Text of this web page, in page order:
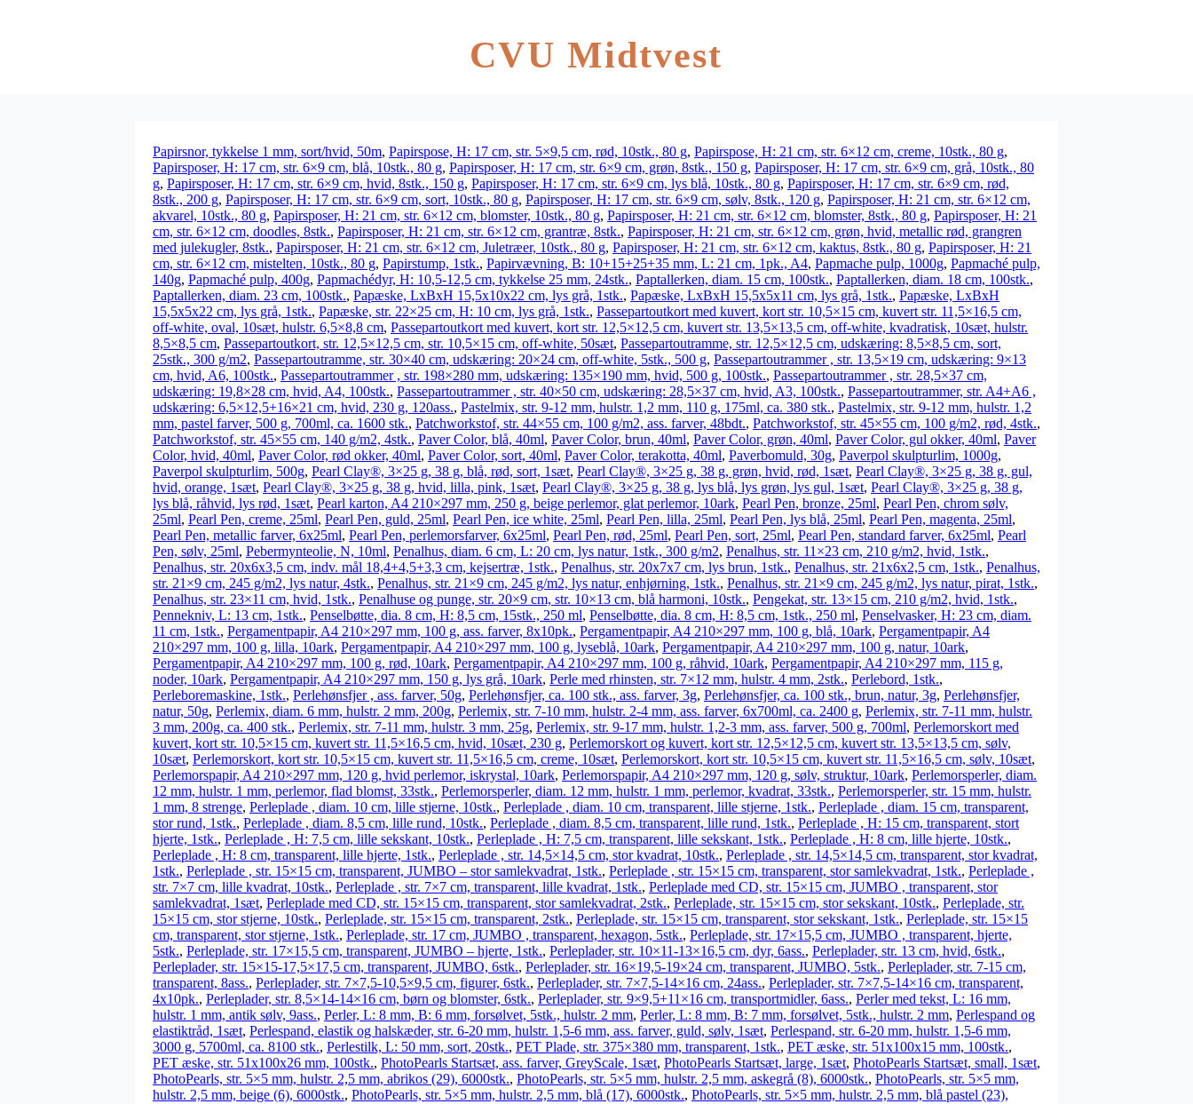
CVU Midtvest
Papirsnor, tykkelse 1 mm, sort/hvid, 50m, Papirspose, H: 17 cm, str. 5×9,5 cm, rød, 10stk., 80 g, Papirspose, H: 21 cm, str. 6×12 cm, creme, 10stk., 80 g,
Papirsposer, H: 17 cm, str. 6×9 cm, blå, 10stk., 80 g, Papirsposer, H: 17 cm, str. 6×9 cm, grøn, 8stk., 150 g, Papirsposer, H: 17 cm, str. 6×9 cm, grå, 10stk., 80
g, Papirsposer, H: 17 cm, str. 6×9 cm, hvid, 8stk., 150 g, Papirsposer, H: 17 cm, str. 6×9 cm, lys blå, 10stk., 80 g, Papirsposer, H: 17 cm, str. 6×9 cm, rød,
8stk., 200 g, Papirsposer, H: 17 cm, str. 6×9 cm, sort, 10stk., 80 g, Papirsposer, H: 17 cm, str. 6×9 cm, sølv, 8stk., 120 g, Papirsposer, H: 21 cm, str. 6×12 cm,
akvarel, 10stk., 80 g, Papirsposer, H: 21 cm, str. 6×12 cm, blomster, 10stk., 80 g, Papirsposer, H: 21 cm, str. 6×12 cm, blomster, 8stk., 80 g, Papirsposer, H: 21
cm, str. 6×12 cm, doodles, 8stk., Papirsposer, H: 21 cm, str. 6×12 cm, grantræ, 8stk., Papirsposer, H: 21 cm, str. 6×12 cm, grøn, hvid, metallic rød, grangren
med julekugler, 8stk., Papirsposer, H: 21 cm, str. 6×12 cm, Juletræer, 10stk., 80 g, Papirsposer, H: 21 cm, str. 6×12 cm, kaktus, 8stk., 80 g, Papirsposer, H: 21
cm, str. 6×12 cm, mistelten, 10stk., 80 g, Papirstump, 1stk., Papirvævning, B: 10+15+25+35 mm, L: 21 cm, 1pk., A4, Papmache pulp, 1000g, Papmaché pulp,
140g, Papmaché pulp, 400g, Papmachédyr, H: 10,5-12,5 cm, tykkelse 25 mm, 24stk., Paptallerken, diam. 15 cm, 100stk., Paptallerken, diam. 18 cm, 100stk.,
Paptallerken, diam. 23 cm, 100stk., Papæske, LxBxH 15,5x10x22 cm, lys grå, 1stk., Papæske, LxBxH 15,5x5x11 cm, lys grå, 1stk., Papæske, LxBxH
15,5x5x22 cm, lys grå, 1stk., Papæske, str. 22×25 cm, H: 10 cm, lys grå, 1stk., Passepartoutkort med kuvert, kort str. 10,5×15 cm, kuvert str. 11,5×16,5 cm,
off-white, oval, 10sæt, hulstr. 6,5×8,8 cm, Passepartoutkort med kuvert, kort str. 12,5×12,5 cm, kuvert str. 13,5×13,5 cm, off-white, kvadratisk, 10sæt, hulstr.
8,5×8,5 cm, Passepartoutkort, str. 12,5×12,5 cm, str. 10,5×15 cm, off-white, 50sæt, Passepartoutramme, str. 12,5×12,5 cm, udskæring: 8,5×8,5 cm, sort,
25stk., 300 g/m2, Passepartoutramme, str. 30×40 cm, udskæring: 20×24 cm, off-white, 5stk., 500 g, Passepartoutrammer , str. 13,5×19 cm, udskæring: 9×13
cm, hvid, A6, 100stk., Passepartoutrammer , str. 198×280 mm, udskæring: 135×190 mm, hvid, 500 g, 100stk., Passepartoutrammer , str. 28,5×37 cm,
udskæring: 19,8×28 cm, hvid, A4, 100stk., Passepartoutrammer , str. 40×50 cm, udskæring: 28,5×37 cm, hvid, A3, 100stk., Passepartoutrammer, str. A4+A6 ,
udskæring: 6,5×12,5+16×21 cm, hvid, 230 g, 120ass., Pastelmix, str. 9-12 mm, hulstr. 1,2 mm, 110 g, 175ml, ca. 380 stk., Pastelmix, str. 9-12 mm, hulstr. 1,2
mm, pastel farver, 500 g, 700ml, ca. 1600 stk., Patchworkstof, str. 44×55 cm, 100 g/m2, ass. farver, 48bdt., Patchworkstof, str. 45×55 cm, 100 g/m2, rød, 4stk.,
Patchworkstof, str. 45×55 cm, 140 g/m2, 4stk., Paver Color, blå, 40ml, Paver Color, brun, 40ml, Paver Color, grøn, 40ml, Paver Color, gul okker, 40ml, Paver
Color, hvid, 40ml, Paver Color, rød okker, 40ml, Paver Color, sort, 40ml, Paver Color, terakotta, 40ml, Paverbomuld, 30g, Paverpol skulpturlim, 1000g,
Paverpol skulpturlim, 500g, Pearl Clay®, 3×25 g, 38 g, blå, rød, sort, 1sæt, Pearl Clay®, 3×25 g, 38 g, grøn, hvid, rød, 1sæt, Pearl Clay®, 3×25 g, 38 g, gul,
hvid, orange, 1sæt, Pearl Clay®, 3×25 g, 38 g, hvid, lilla, pink, 1sæt, Pearl Clay®, 3×25 g, 38 g, lys blå, lys grøn, lys gul, 1sæt, Pearl Clay®, 3×25 g, 38 g,
lys blå, råhvid, lys rød, 1sæt, Pearl karton, A4 210×297 mm, 250 g, beige perlemor, glat perlemor, 10ark, Pearl Pen, bronze, 25ml, Pearl Pen, chrom sølv,
25ml, Pearl Pen, creme, 25ml, Pearl Pen, guld, 25ml, Pearl Pen, ice white, 25ml, Pearl Pen, lilla, 25ml, Pearl Pen, lys blå, 25ml, Pearl Pen, magenta, 25ml,
Pearl Pen, metallic farver, 6x25ml, Pearl Pen, perlemorsfarver, 6x25ml, Pearl Pen, rød, 25ml, Pearl Pen, sort, 25ml, Pearl Pen, standard farver, 6x25ml, Pearl
Pen, sølv, 25ml, Pebermynteolie, N, 10ml, Penalhus, diam. 6 cm, L: 20 cm, lys natur, 1stk., 300 g/m2, Penalhus, str. 11×23 cm, 210 g/m2, hvid, 1stk.,
Penalhus, str. 20x6x3,5 cm, indv. mål 18,4+4,5+3,3 cm, kejsertræ, 1stk., Penalhus, str. 20x7x7 cm, lys brun, 1stk., Penalhus, str. 21x6x2,5 cm, 1stk., Penalhus,
str. 21×9 cm, 245 g/m2, lys natur, 4stk., Penalhus, str. 21×9 cm, 245 g/m2, lys natur, enhjørning, 1stk., Penalhus, str. 21×9 cm, 245 g/m2, lys natur, pirat, 1stk.,
Penalhus, str. 23×11 cm, hvid, 1stk., Penalhuse og punge, str. 20×9 cm, str. 10×13 cm, blå harmoni, 10stk., Pengekat, str. 13×15 cm, 210 g/m2, hvid, 1stk.,
Pennekniv, L: 13 cm, 1stk., Penselbøtte, dia. 8 cm, H: 8,5 cm, 15stk., 250 ml, Penselbøtte, dia. 8 cm, H: 8,5 cm, 1stk., 250 ml, Penselvasker, H: 23 cm, diam.
11 cm, 1stk., Pergamentpapir, A4 210×297 mm, 100 g, ass. farver, 8x10pk., Pergamentpapir, A4 210×297 mm, 100 g, blå, 10ark, Pergamentpapir, A4
210×297 mm, 100 g, lilla, 10ark, Pergamentpapir, A4 210×297 mm, 100 g, lyseblå, 10ark, Pergamentpapir, A4 210×297 mm, 100 g, natur, 10ark,
Pergamentpapir, A4 210×297 mm, 100 g, rød, 10ark, Pergamentpapir, A4 210×297 mm, 100 g, råhvid, 10ark, Pergamentpapir, A4 210×297 mm, 115 g,
noder, 10ark, Pergamentpapir, A4 210×297 mm, 150 g, lys grå, 10ark, Perle med rhinsten, str. 7×12 mm, hulstr. 4 mm, 2stk., Perlebord, 1stk.,
Perleboremaskine, 1stk., Perlehønsfjer , ass. farver, 50g, Perlehønsfjer, ca. 100 stk., ass. farver, 3g, Perlehønsfjer, ca. 100 stk., brun, natur, 3g, Perlehønsfjer,
natur, 50g, Perlemix, diam. 6 mm, hulstr. 2 mm, 200g, Perlemix, str. 7-10 mm, hulstr. 2-4 mm, ass. farver, 6x700ml, ca. 2400 g, Perlemix, str. 7-11 mm, hulstr.
3 mm, 200g, ca. 400 stk., Perlemix, str. 7-11 mm, hulstr. 3 mm, 25g, Perlemix, str. 9-17 mm, hulstr. 1,2-3 mm, ass. farver, 500 g, 700ml, Perlemorskort med
kuvert, kort str. 10,5×15 cm, kuvert str. 11,5×16,5 cm, hvid, 10sæt, 230 g, Perlemorskort og kuvert, kort str. 12,5×12,5 cm, kuvert str. 13,5×13,5 cm, sølv,
10sæt, Perlemorskort, kort str. 10,5×15 cm, kuvert str. 11,5×16,5 cm, creme, 10sæt, Perlemorskort, kort str. 10,5×15 cm, kuvert str. 11,5×16,5 cm, sølv, 10sæt,
Perlemorspapir, A4 210×297 mm, 120 g, hvid perlemor, iskrystal, 10ark, Perlemorspapir, A4 210×297 mm, 120 g, sølv, struktur, 10ark, Perlemorsperler, diam.
12 mm, hulstr. 1 mm, perlemor, flad blomst, 33stk., Perlemorsperler, diam. 12 mm, hulstr. 1 mm, perlemor, kvadrat, 33stk., Perlemorsperler, str. 15 mm, hulstr.
1 mm, 8 strenge, Perleplade , diam. 10 cm, lille stjerne, 10stk., Perleplade , diam. 10 cm, transparent, lille stjerne, 1stk., Perleplade , diam. 15 cm, transparent,
stor rund, 1stk., Perleplade , diam. 8,5 cm, lille rund, 10stk., Perleplade , diam. 8,5 cm, transparent, lille rund, 1stk., Perleplade , H: 15 cm, transparent, stort
hjerte, 1stk., Perleplade , H: 7,5 cm, lille sekskant, 10stk., Perleplade , H: 7,5 cm, transparent, lille sekskant, 1stk., Perleplade , H: 8 cm, lille hjerte, 10stk.,
Perleplade , H: 8 cm, transparent, lille hjerte, 1stk., Perleplade , str. 14,5×14,5 cm, stor kvadrat, 10stk., Perleplade , str. 14,5×14,5 cm, transparent, stor kvadrat,
1stk., Perleplade , str. 15×15 cm, transparent, JUMBO – stor samlekvadrat, 1stk., Perleplade , str. 15×15 cm, transparent, stor samlekvadrat, 1stk., Perleplade ,
str. 7×7 cm, lille kvadrat, 10stk., Perleplade , str. 7×7 cm, transparent, lille kvadrat, 1stk., Perleplade med CD, str. 15×15 cm, JUMBO , transparent, stor
samlekvadrat, 1sæt, Perleplade med CD, str. 15×15 cm, transparent, stor samlekvadrat, 2stk., Perleplade, str. 15×15 cm, stor sekskant, 10stk., Perleplade, str.
15×15 cm, stor stjerne, 10stk., Perleplade, str. 15×15 cm, transparent, 2stk., Perleplade, str. 15×15 cm, transparent, stor sekskant, 1stk., Perleplade, str. 15×15
cm, transparent, stor stjerne, 1stk., Perleplade, str. 17 cm, JUMBO , transparent, hexagon, 5stk., Perleplade, str. 17×15,5 cm, JUMBO , transparent, hjerte,
5stk., Perleplade, str. 17×15,5 cm, transparent, JUMBO – hjerte, 1stk., Perleplader, str. 10×11-13×16,5 cm, dyr, 6ass., Perleplader, str. 13 cm, hvid, 6stk.,
Perleplader, str. 15×15-17,5×17,5 cm, transparent, JUMBO, 6stk., Perleplader, str. 16×19,5-19×24 cm, transparent, JUMBO, 5stk., Perleplader, str. 7-15 cm,
transparent, 8ass., Perleplader, str. 7×7,5-10,5×9,5 cm, figurer, 6stk., Perleplader, str. 7×7,5-14×16 cm, 24ass., Perleplader, str. 7×7,5-14×16 cm, transparent,
4x10pk., Perleplader, str. 8,5×14-14×16 cm, børn og blomster, 6stk., Perleplader, str. 9×9,5+11×16 cm, transportmidler, 6ass., Perler med tekst, L: 16 mm,
hulstr. 1 mm, antik sølv, 9ass., Perler, L: 8 mm, B: 6 mm, forsølvet, 5stk., hulstr. 2 mm, Perler, L: 8 mm, B: 7 mm, forsølvet, 5stk., hulstr. 2 mm, Perlespand og
elastiktråd, 1sæt, Perlespand, elastik og halskæder, str. 6-20 mm, hulstr. 1,5-6 mm, ass. farver, guld, sølv, 1sæt, Perlespand, str. 6-20 mm, hulstr. 1,5-6 mm,
3000 g, 5700ml, ca. 8100 stk., Perlestilk, L: 50 mm, sort, 20stk., PET Plade, str. 375×380 mm, transparent, 1stk., PET æske, str. 51x100x15 mm, 100stk.,
PET æske, str. 51x100x26 mm, 100stk., PhotoPearls Startsæt, ass. farver, GreyScale, 1sæt, PhotoPearls Startsæt, large, 1sæt, PhotoPearls Startsæt, small, 1sæt,
PhotoPearls, str. 5×5 mm, hulstr. 2,5 mm, abrikos (29), 6000stk., PhotoPearls, str. 5×5 mm, hulstr. 2,5 mm, askegrå (8), 6000stk., PhotoPearls, str. 5×5 mm,
hulstr. 2,5 mm, beige (6), 6000stk., PhotoPearls, str. 5×5 mm, hulstr. 2,5 mm, blå (17), 6000stk., PhotoPearls, str. 5×5 mm, hulstr. 2,5 mm, blå pastel (23),